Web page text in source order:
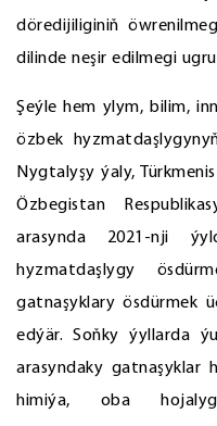
döredijiliginiň
dilinde neşir edilmegi
Şeýle hem ylym, bilim,
özbek
Nygtalyşy ýaly,
Özbegistan
arasynda 2021-nji
hyzmatdaşlygy
gatnaşyklary ösdürmek
edýär. Soňky ýyllarda
arasyndaky gatnaşyklar
himiýa, oba